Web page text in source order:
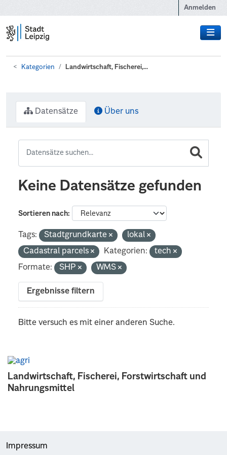
Anmelden
Kategorien Landwirtschaft, Fischerei,...
Landwirtschaft, Fischerei, Forstwirtschaft und
Nahrungsmittel
Datensätze Über uns
Keine Datensätze gefunden
Sortieren nach
Tags: Stadtgrundkarte
lokal
Cadastral parcels
Kategorien:
tech
Formate:
SHP WMS
Ergebnisse filtern
Bitte versuch es mit einer anderen Suche.
Impressum